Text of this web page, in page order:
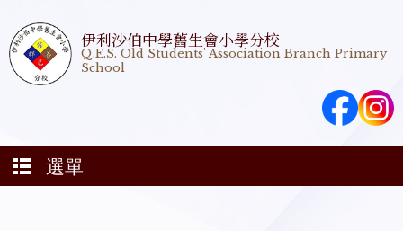
伊利沙伯中學舊生會小學分校
Q.E.S. Old Students' Association Branch Primary
School
選單